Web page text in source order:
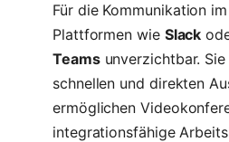
Für die Kommunikation
Plattformen wie Slack
Teamsunverzichtbar.
schnellen und direkten
ermöglichen
integrationsfähige